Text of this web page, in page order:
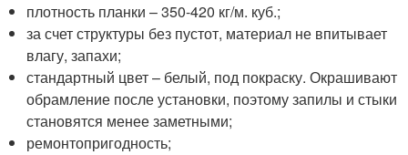
плотность планки – 350-420 кг/м. куб.;
за счет структуры без пустот, материал не впитывает
влагу, запахи;
стандартный цвет – белый, под покраску. Окрашивают
обрамление после установки, поэтому запилы и стыки
становятся менее заметными;
ремонтопригодность;